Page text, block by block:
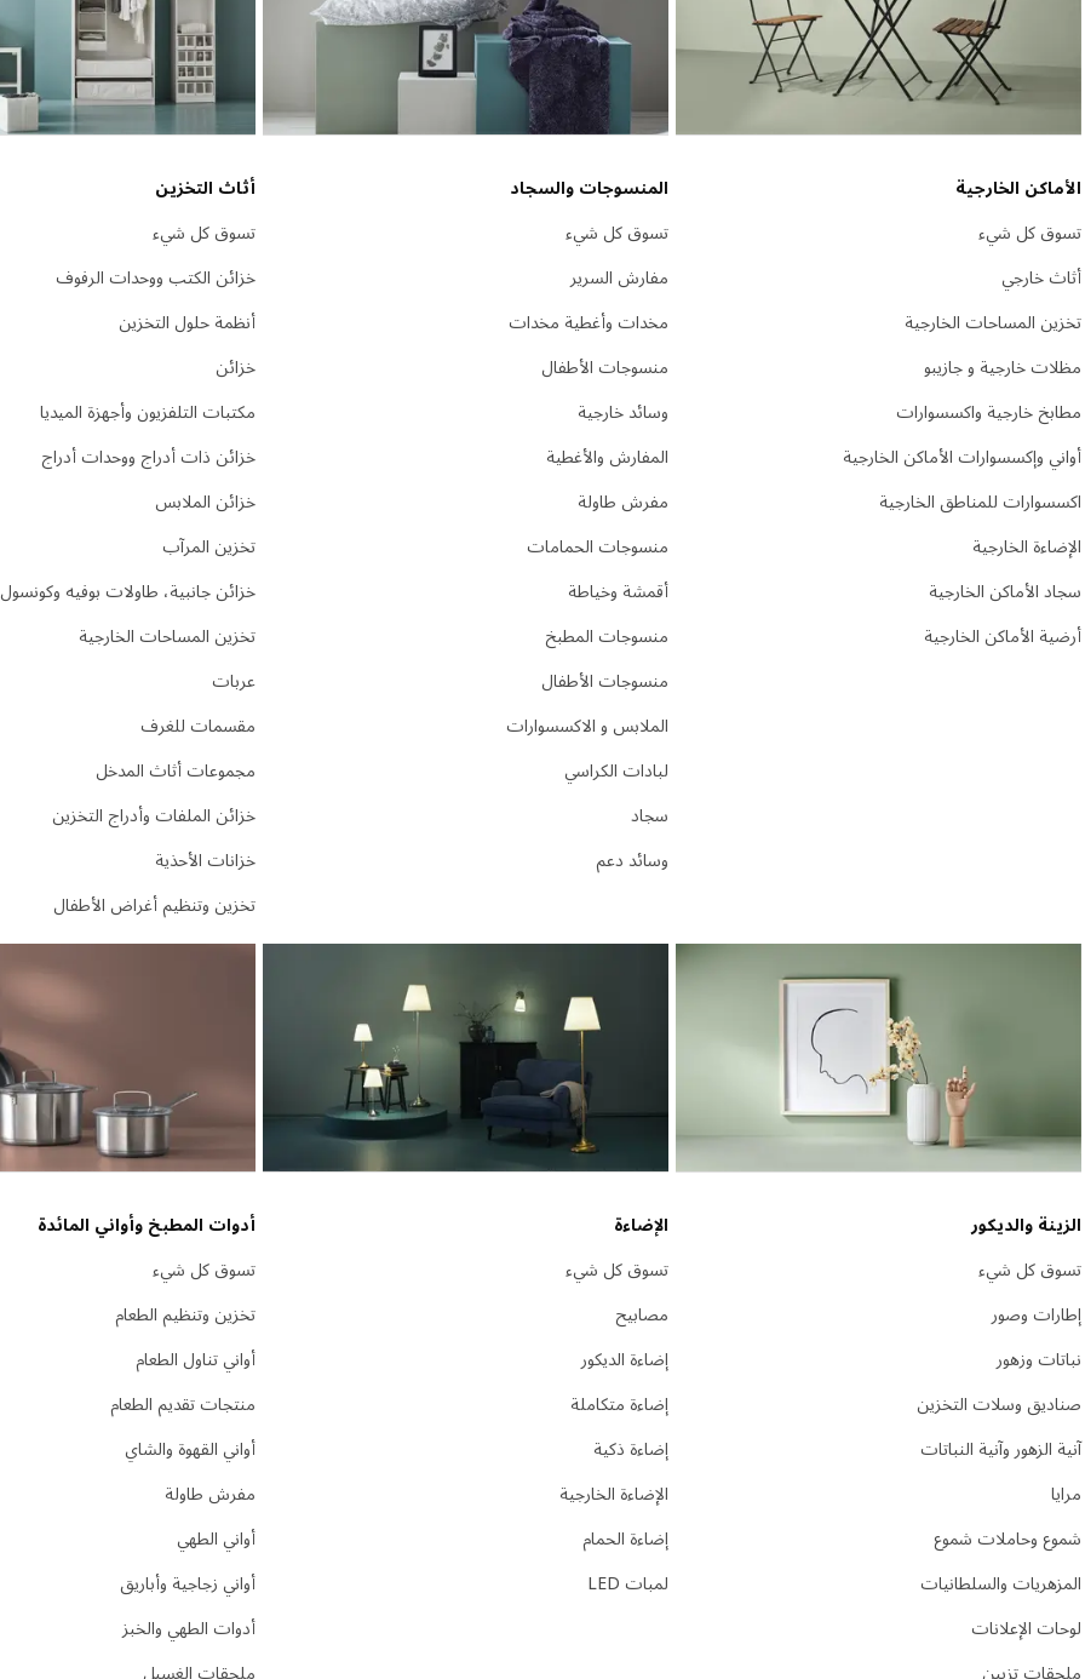
الأماكن الخارجية
تسوق كل شيء
أثاث خارجي
تخزين المساحات الخارجية
مظلات خارجية و جازيبو
مطابخ خارجية واكسسوارات
أواني وإكسسوارات الأماكن الخارجية
اكسسوارات للمناطق الخارجية
الإضاءة الخارجية
سجاد الأماكن الخارجية
أرضية الأماكن الخارجية
المنسوجات والسجاد
تسوق كل شيء
مفارش السرير
مخدات وأغطية مخدات
منسوجات الأطفال
وسائد خارجية
المفارش والأغطية
مفرش طاولة
منسوجات الحمامات
أقمشة وخياطة
منسوجات المطبخ
منسوجات الأطفال
الملابس و الاكسسوارات
لبادات الكراسي
سجاد
وسائد دعم
أثاث التخزين
تسوق كل شيء
خزائن الكتب ووحدات الرفوف
أنظمة حلول التخزين
خزائن
مكتبات التلفزيون وأجهزة الميديا
خزائن ذات أدراج ووحدات أدراج
خزائن الملابس
تخزين المرآب
خزائن جانبية، طاولات بوفيه وكونسول
تخزين المساحات الخارجية
عربات
مقسمات للغرف
مجموعات أثاث المدخل
خزائن الملفات وأدراج التخزين
خزانات الأحذية
تخزين وتنظيم أغراض الأطفال
الزينة والديكور
تسوق كل شيء
إطارات وصور
نباتات وزهور
صناديق وسلات التخزين
آنية الزهور وآنية النباتات
مرايا
شموع وحاملات شموع
المزهريات والسلطانيات
لوحات الإعلانات
ملحقات تزيين
الإضاءة
تسوق كل شيء
مصابيح
إضاءة الديكور
إضاءة متكاملة
إضاءة ذكية
الإضاءة الخارجية
إضاءة الحمام
لمبات LED
أدوات المطبخ وأواني المائدة
تسوق كل شيء
تخزين وتنظيم الطعام
أواني تناول الطعام
منتجات تقديم الطعام
أواني القهوة والشاي
مفرش طاولة
أواني الطهي
أواني زجاجية وأباريق
أدوات الطهي والخبز
ملحقات الغسيل